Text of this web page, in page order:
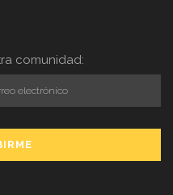
comunidad: